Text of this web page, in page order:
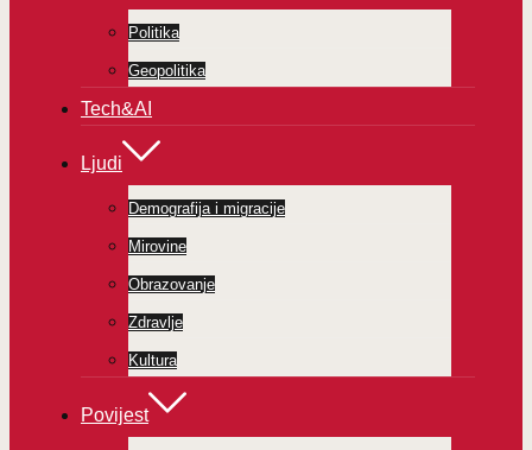
Politika
Geopolitika
Tech&AI
Ljudi
Demografija i migracije
Mirovine
Obrazovanje
Zdravlje
Kultura
Povijest